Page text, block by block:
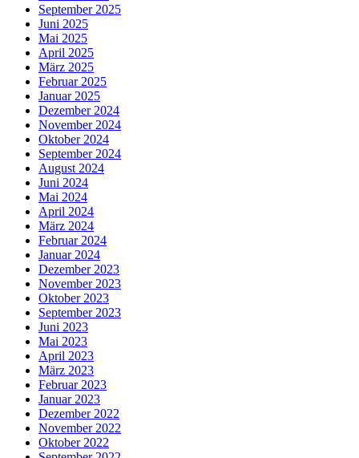
September 2025
Juni 2025
Mai 2025
April 2025
März 2025
Februar 2025
Januar 2025
Dezember 2024
November 2024
Oktober 2024
September 2024
August 2024
Juni 2024
Mai 2024
April 2024
März 2024
Februar 2024
Januar 2024
Dezember 2023
November 2023
Oktober 2023
September 2023
Juni 2023
Mai 2023
April 2023
März 2023
Februar 2023
Januar 2023
Dezember 2022
November 2022
Oktober 2022